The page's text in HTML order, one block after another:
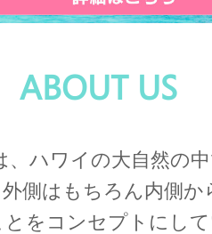
ABOUT US
、ハワイの大自然の
外側はもちろん内側か
をコンセプトにし